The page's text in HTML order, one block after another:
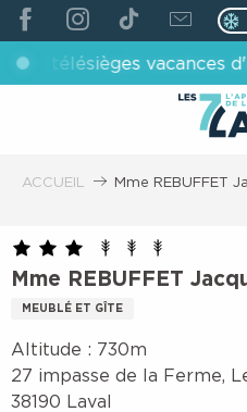
ALLER
AU
CONTENU
PRINCIPAL
télésièges vacances
ACCUEIL Mme REBUFFET
Mme REBUFFET
MEUBLÉ ET GÎTE
Altitude : 730m
27 impasse de la Ferme,
38190 Laval